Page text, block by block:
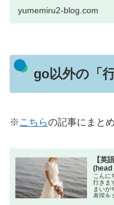
yumemiru2-blog.com
go以外の「
※ こちらの記事にまと
【英
こんに
行きま
まいが
表現を